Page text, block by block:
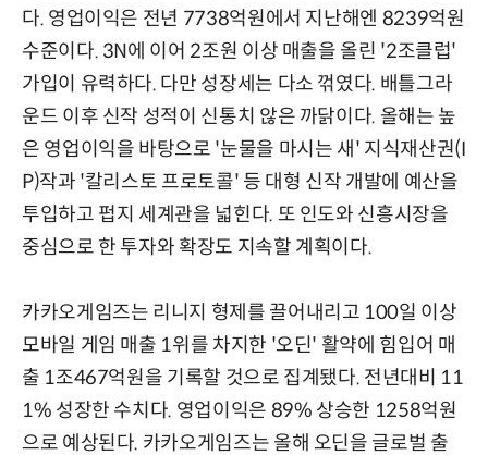
다. 영업이익은 전년 7738억원에서 지난해엔 8239억원
수준이다. 3N에 이어 2조원 이상 매출을 올린 '2조클럽'
가입이 유력하다. 다만 성장세는 다소 꺾였다. 배틀그라
운드 이후 신작 성적이 신통치 않은 까닭이다. 올해는 높
은 영업이익을 바탕으로 '눈물을 마시는 새' 지식재산권(I
P)작과 '칼리스토 프로토콜' 등 대형 신작 개발에 예산을
투입하고 펍지 세계관을 넓힌다. 또 인도와 신흥시장을
중심으로 한 투자와 확장도 지속할 계획이다.
카카오게임즈는 리니지 형제를 끌어내리고 100일 이상
모바일 게임 매출 1위를 차지한 '오딘' 활약에 힘입어 매
출 1조467억원을 기록할 것으로 집계됐다. 전년대비 11
1% 성장한 수치다. 영업이익은 89% 상승한 1258억원
으로 예상된다. 카카오게임즈는 올해 오딘을 글로벌 출